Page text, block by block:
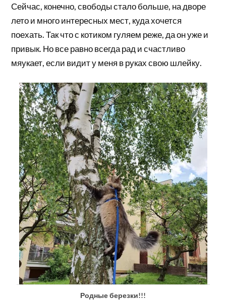
Сейчас, конечно, свободы стало больше, на дворе
лето и много интересных мест, куда хочется
поехать. Так что с котиком гуляем реже, да он уже и
привык. Но все равно всегда рад и счастливо
мяукает, если видит у меня в руках свою шлейку.
Родные березки!!!